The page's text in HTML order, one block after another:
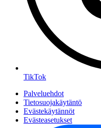
TikTok
Palveluehdot
Tietosuojakäytäntö
Evästekäytännöt
Evästeasetukset